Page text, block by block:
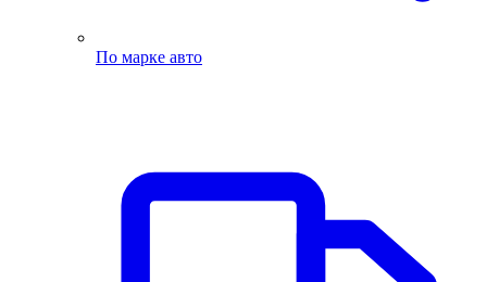
По марке авто